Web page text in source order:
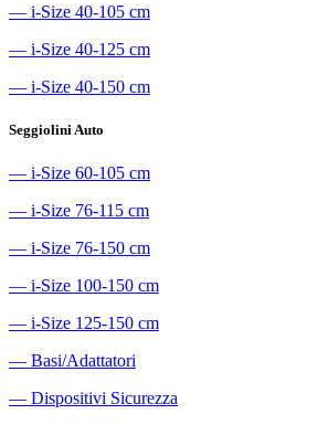
― i-Size 40-105 cm
― i-Size 40-125 cm
― i-Size 40-150 cm
Seggiolini Auto
― i-Size 60-105 cm
― i-Size 76-115 cm
― i-Size 76-150 cm
― i-Size 100-150 cm
― i-Size 125-150 cm
― Basi/Adattatori
― Dispositivi Sicurezza